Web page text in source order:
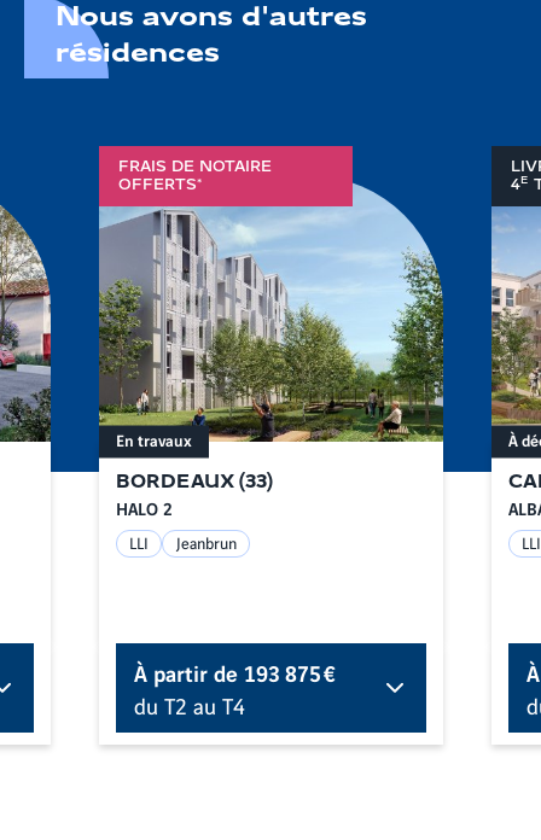
Nous avons d'autres
résidences
FRAIS DE NOTAIRE
OFFERTS*
BORDEAUX (33)
HALO 2
En travaux
LLI Jeanbrun
À partir de193 875 €
du T2 au T4
4E
À
LLI